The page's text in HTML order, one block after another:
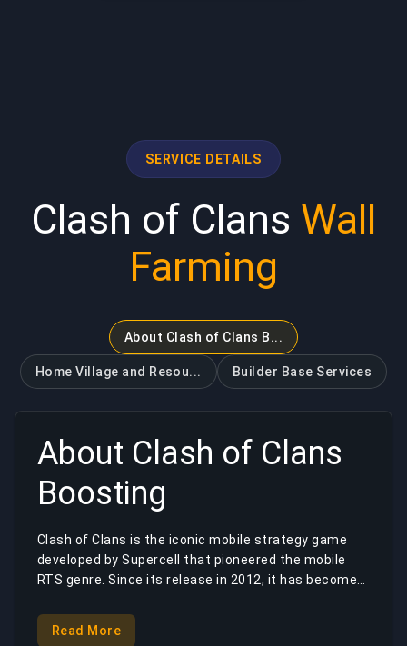
SERVICE DETAILS
Clash of Clans Wall
Farming
About Clash of Clans B...
Home Village and Resou... Builder Base Services
About Clash of Clans
Boosting
Clash of Clans is the iconic mobile strategy game
developed by Supercell that pioneered the mobile
RTS genre. Since its release in 2012, it has become
time with millions of active players worldwide. The
game features base building, resource
Read More